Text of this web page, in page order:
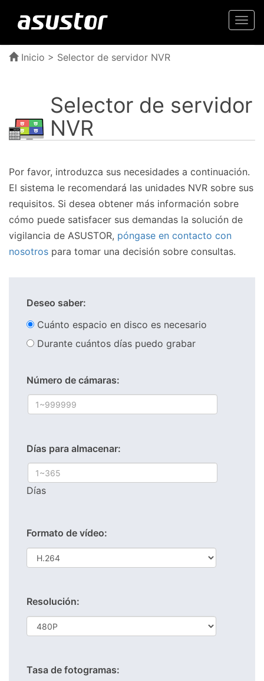
Inicio > Selector de servidor NVR
Selector de servidor
NVR
Por favor, introduzca sus necesidades a continuación.
El sistema le recomendará las unidades NVR sobre sus
requisitos. Si desea obtener más información sobre
cómo puede satisfacer sus demandas la solución de
vigilancia de ASUSTOR, póngase en contacto con
nosotros para tomar una decisión sobre consultas.
Deseo saber:
Cuánto espacio en disco es necesario
Durante cuántos días puedo grabar
Número de cámaras:
Días para almacenar:
Días
Formato de vídeo:
Resolución:
Tasa de fotogramas: